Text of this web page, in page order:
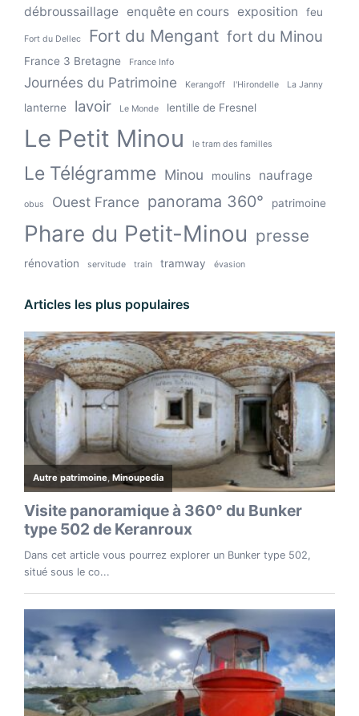
débroussaillage enquête en cours exposition feu
Fort du Dellec Fort du Mengant fort du Minou
France 3 Bretagne France Info
Journées du Patrimoine Kerangoff l'Hirondelle La Janny
lanterne lavoir Le Monde lentille de Fresnel
Le Petit Minou le tram des familles
Le Télégramme Minou moulins naufrage
obus Ouest France panorama 360° patrimoine
Phare du Petit-Minou presse
rénovation servitude train tramway évasion
Articles les plus populaires